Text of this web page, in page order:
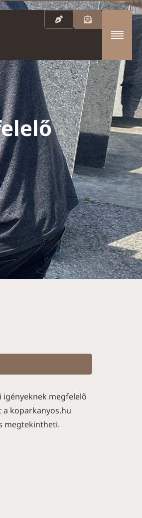
igényeknek megfelelő
a koparkanyos.hu
megtekintheti.